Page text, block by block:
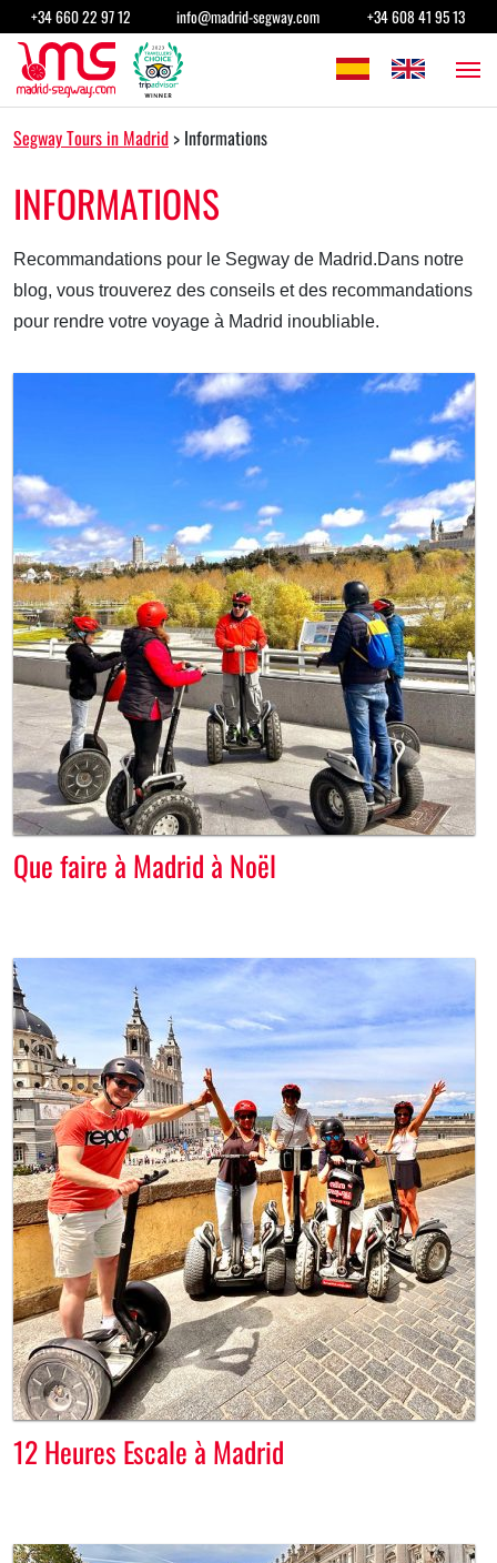
Passer au contenu
+34 660 22 97 12 info@madrid-segway.com +34 608 41 95 13
Navigation principale
Segway Tours in Madrid > Informations
INFORMATIONS
Recommandations pour le Segway de Madrid.Dans notre
blog, vous trouverez des conseils et des recommandations
pour rendre votre voyage à Madrid inoubliable.
Que faire à Madrid à Noël
12 Heures Escale à Madrid